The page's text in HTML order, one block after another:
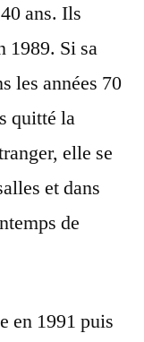
ans. Ils
1989. Si sa
les années 70
quitté la
elle se
et dans
de
en 1991 puis